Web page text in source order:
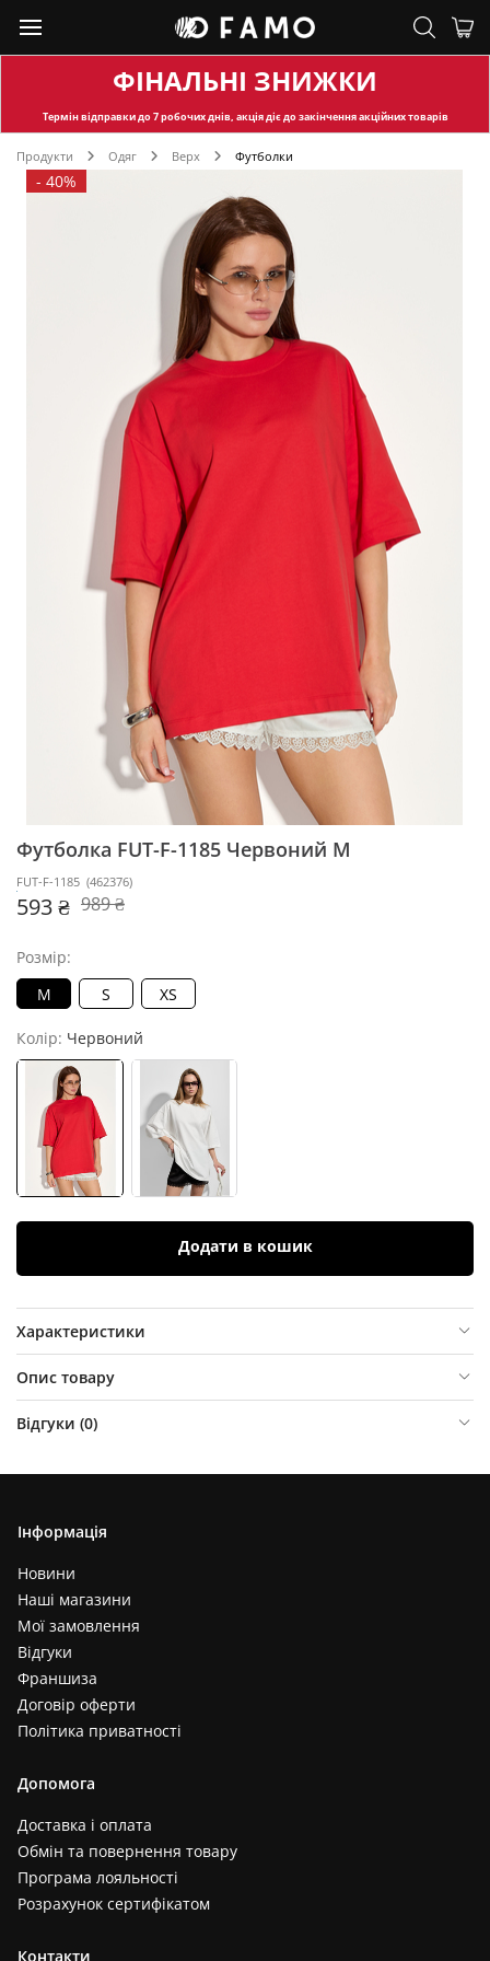
ФІНАЛЬНІ ЗНИЖКИ
Термін відправкидо 7 робочих днів, акція діє до закінчення акційних товарів
Продукти Одяг Верх Футболки
- 40%
Футболка FUT-F-1185 Червоний M
FUT-F-1185 (462376)
593 ₴ 989 ₴
Розмір:
M
S XS
Колір: Червоний
Додати в кошик
Характеристики
Опис товару
Відгуки (0)
Інформація
Новини
Наші магазини
Мої замовлення
Відгуки
Франшиза
Договір оферти
Політика приватності
Допомога
Доставка і оплата
Обмін та повернення товару
Програма лояльності
Розрахунок сертифікатом
Контакти